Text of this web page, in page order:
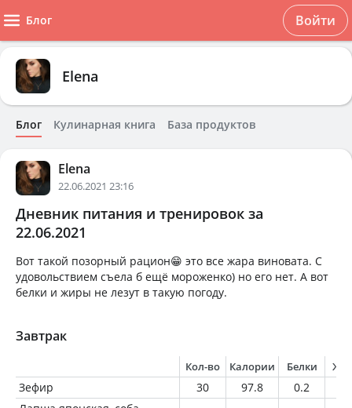
Блог Войти
Elena
Блог Кулинарная книга База продуктов
Elena
22.06.2021 23:16
Дневник питания и тренировок за
22.06.2021
Вот такой позорный рацион😁 это все жара виновата. С
удовольствием съела б ещё мороженко) но его нет. А вот
белки и жиры не лезут в такую погоду.
Завтрак
Кол-во Калории Белки
Зефир 30 97.8 0.2